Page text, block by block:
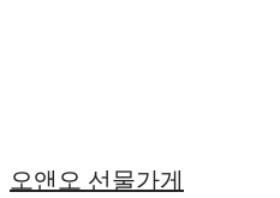
오앤오 선물가게